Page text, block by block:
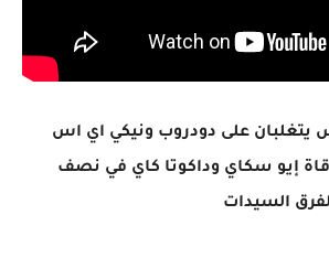
يتغلبان على دودروب ونيكي اي اس
إيو سكاي وداكوتا كاي في نصف